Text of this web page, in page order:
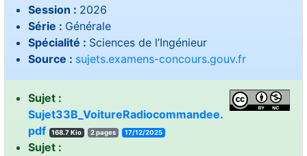
Session : 2026
Série : Générale
Spécialité : Sciences de l’Ingénieur
Source : sujets.examens-concours.gouv.fr
Sujet :
Sujet33B_VoitureRadiocommandee.
pdf
168.7 Kio 2 pages 17/12/2025
Sujet :